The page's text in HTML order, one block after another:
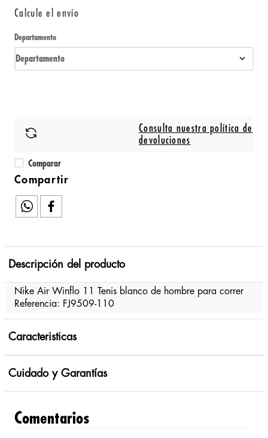
Calcule el envío
Departamento
Departamento
Consulta nuestra política de
devoluciones
Comparar
Descripción del producto
Nike Air Winflo 11 Tenis blanco de hombre para correr
Referencia: FJ9509-110
Caracteristicas
Cuidado y Garantías
Comentarios